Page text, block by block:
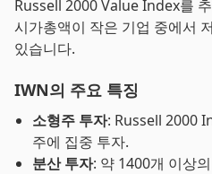
Russell 2000 Value Index를
시가총액이 작은 기업 중에서
있습니다.
IWN의 주요 특징
소형주 투자: Russell 2000
주에 집중 투자.
분산 투자: 약 1400개 이상